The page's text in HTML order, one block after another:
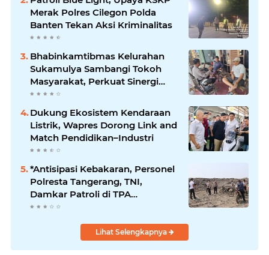
Merak Polres Cilegon Polda
Banten Tekan Aksi Kriminalitas
Bhabinkamtibmas Kelurahan
Sukamulya Sambangi Tokoh
Masyarakat, Perkuat Sinergi
Jaga Kamtibmas
Dukung Ekosistem Kendaraan
Listrik, Wapres Dorong Link and
Match Pendidikan–Industri
*Antisipasi Kebakaran, Personel
Polresta Tangerang, TNI,
Damkar Patroli di TPA
Jatiwaringin*
Lihat Selengkapnya